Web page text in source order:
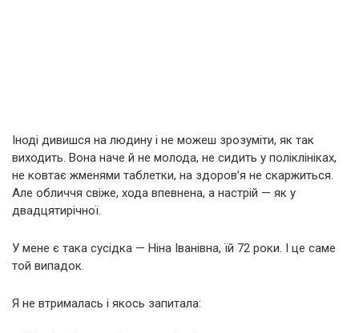
Іноді дивишся на людину і не можеш зрозуміти, як так
виходить. Вона наче й не молода, не сидить у поліклініках,
не ковтає жменями таблетки, на здоров’я не скаржиться.
Але обличчя свіже, хода впевнена, а настрій — як у
двадцятирічної.
У мене є така сусідка — Ніна Іванівна, їй 72 роки. І це саме
той випадок.
Я не втрималась і якось запитала: